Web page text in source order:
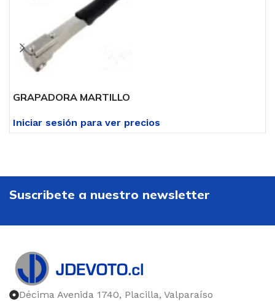
GRAPADORA MARTILLO
Iniciar sesión para ver precios
Suscribete a nuestro newsletter
Décima Avenida 1740, Placilla, Valparaíso